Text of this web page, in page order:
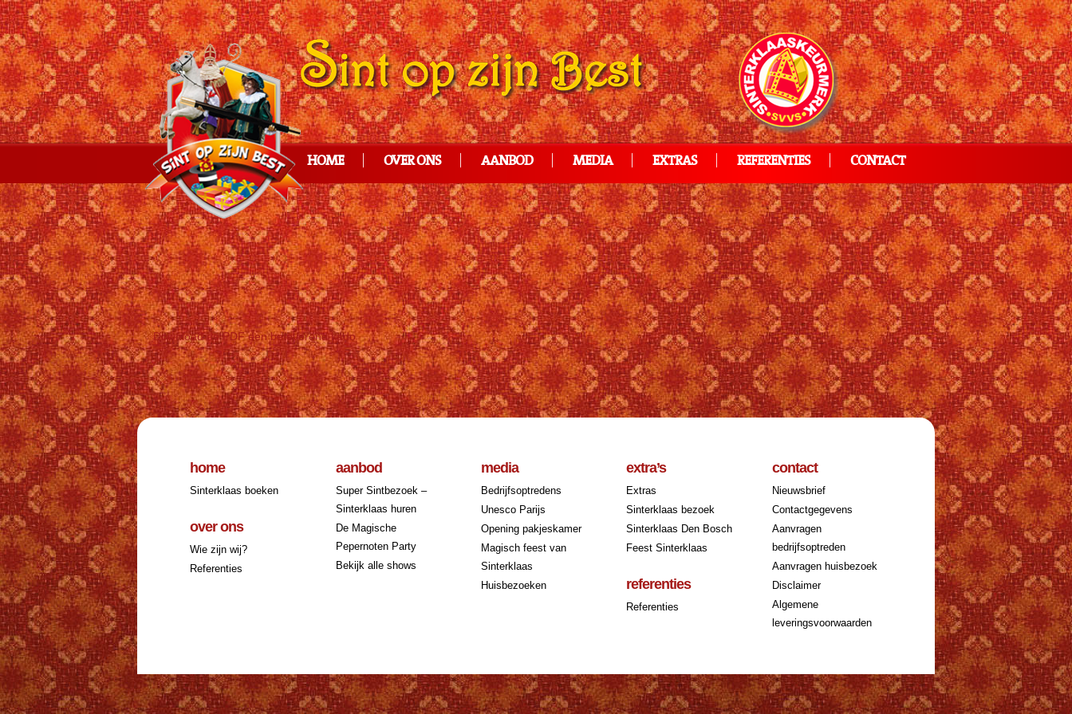
HOME OVER ONS AANBOD MEDIA EXTRAS REFERENTIES CONTACT
Download de PDF een betoverend kado
home
Sinterklaas boeken
over ons
Wie zijn wij?
Referenties
aanbod
Super Sintbezoek –
Sinterklaas huren
De Magische
Pepernoten Party
Bekijk alle shows
media
Bedrijfsoptredens
Unesco Parijs
Opening pakjeskamer
Magisch feest van
Sinterklaas
Huisbezoeken
extra’s
Extras
Sinterklaas bezoek
Sinterklaas Den Bosch
Feest Sinterklaas
referenties
Referenties
contact
Nieuwsbrief
Contactgegevens
Aanvragen
bedrijfsoptreden
Aanvragen huisbezoek
Disclaimer
Algemene
leveringsvoorwaarden